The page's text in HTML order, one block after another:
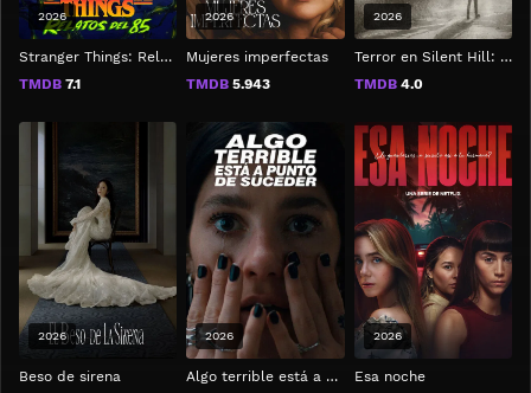
Stranger Things: Relatos del 85
TMDB 7.1
2026
Mujeres imperfectas
TMDB 5.943
2026
Terror en Silent Hill: Regreso al infierno
TMDB4.0
2026
Beso de sirena
2026
Algo terrible está a punto de suceder
2026
Esa noche
2026